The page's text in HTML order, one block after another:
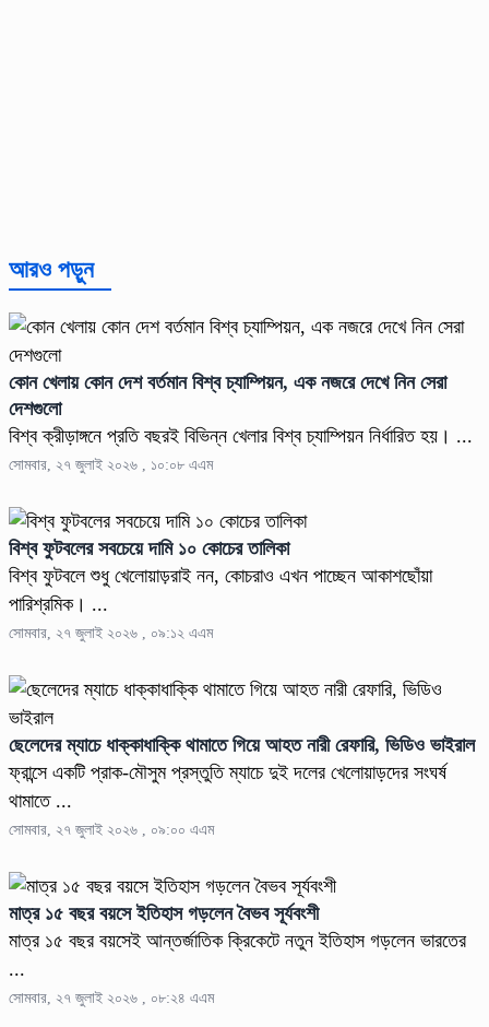
আরও পড়ুন
কোন খেলায় কোন দেশ বর্তমান বিশ্ব চ্যাম্পিয়ন, এক নজরে দেখে নিন সেরা
দেশগুলো
বিশ্ব ক্রীড়াঙ্গনে প্রতি বছরই বিভিন্ন খেলার বিশ্ব চ্যাম্পিয়ন নির্ধারিত হয়। ...
সোমবার, ২৭ জুলাই ২০২৬ , ১০:০৮ এএম
বিশ্ব ফুটবলের সবচেয়ে দামি ১০ কোচের তালিকা
বিশ্ব ফুটবলে শুধু খেলোয়াড়রাই নন, কোচরাও এখন পাচ্ছেন আকাশছোঁয়া
পারিশ্রমিক। ...
সোমবার, ২৭ জুলাই ২০২৬ , ০৯:১২ এএম
ছেলেদের ম্যাচে ধাক্কাধাক্কি থামাতে গিয়ে আহত নারী রেফারি, ভিডিও ভাইরাল
ফ্রান্সে একটি প্রাক-মৌসুম প্রস্তুতি ম্যাচে দুই দলের খেলোয়াড়দের সংঘর্ষ
থামাতে ...
সোমবার, ২৭ জুলাই ২০২৬ , ০৯:০০ এএম
মাত্র ১৫ বছর বয়সে ইতিহাস গড়লেন বৈভব সূর্যবংশী
মাত্র ১৫ বছর বয়সেই আন্তর্জাতিক ক্রিকেটে নতুন ইতিহাস গড়লেন ভারতের
...
সোমবার, ২৭ জুলাই ২০২৬ , ০৮:২৪ এএম